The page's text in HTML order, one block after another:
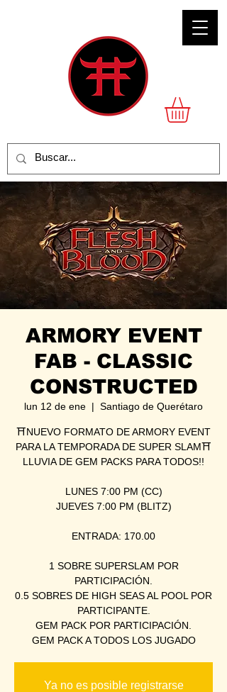
ARMORY EVENT
FAB - CLASSIC
CONSTRUCTED
lun 12 de ene
  |
Santiago de Querétaro
⛩NUEVO FORMATO DE ARMORY EVENT
PARA LA TEMPORADA DE SUPER SLAM⛩
LLUVIA DE GEM PACKS PARA TODOS!!
LUNES 7:00 PM (CC)
JUEVES 7:00 PM (BLITZ)
ENTRADA: 170.00
1 SOBRE SUPERSLAM POR
PARTICIPACIÓN.
0.5 SOBRES DE HIGH SEAS AL POOL POR
PARTICIPANTE.
GEM PACK POR PARTICIPACIÓN.
GEM PACK A TODOS LOS JUGADO
Ya no es posible registrarse